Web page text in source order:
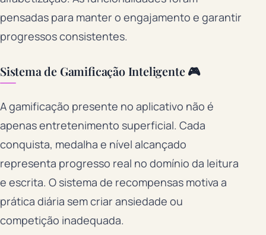
pensadas para manter o engajamento e garantir
progressos consistentes.
Sistema de Gamificação Inteligente 🎮
A gamificação presente no aplicativo não é
apenas entretenimento superficial. Cada
conquista, medalha e nível alcançado
representa progresso real no domínio da leitura
e escrita. O sistema de recompensas motiva a
prática diária sem criar ansiedade ou
competição inadequada.